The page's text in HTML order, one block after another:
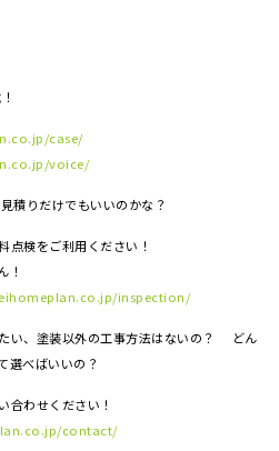
case/
voice/
積りだけでもいいのかな？
検をご利用ください！
！
inspection/
い、塗装以外の工事方法はないの？ どん
選べばいいの？
わせください！
contact/